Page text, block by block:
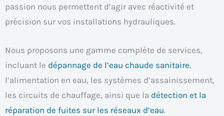
passion nous permettent d’agir avec réactivité et
précision sur vos installations hydrauliques.
Nous proposons une gamme complète de services,
incluant le dépannage de l’eau chaude sanitaire,
l’alimentation en eau, les systèmes d’assainissement,
les circuits de chauffage, ainsi que la détection et la
réparation de fuites sur les réseaux d’eau.